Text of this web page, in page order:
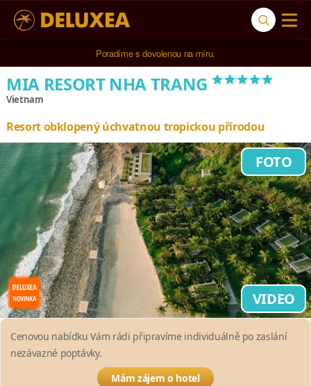
Poradíme s dovolenou na míru.
MIA RESORT NHA TRANG *****
Vietnam
Resort obklopený úchvatnou tropickou přírodou
FOTO
VIDEO
Cenovou nabídku Vám rádi připravíme individuálně po zaslání
nezávazné poptávky.
Mám zájem o hotel